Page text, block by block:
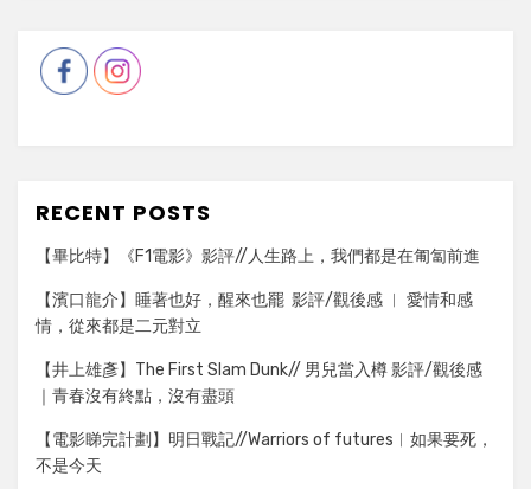
RECENT POSTS
【畢比特】《F1電影》影評//人生路上，我們都是在匍匐前進
【濱口龍介】睡著也好，醒來也罷 影評/觀後感 ︳ 愛情和感
情，從來都是二元對立
【井上雄彥】The First Slam Dunk// 男兒當入樽 影評/觀後感
｜青春沒有終點，沒有盡頭
【電影睇完計劃】明日戰記//Warriors of futures︳如果要死，
不是今天